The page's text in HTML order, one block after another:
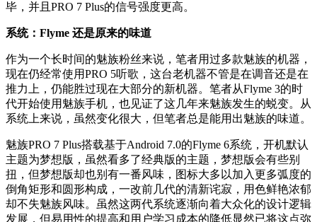
毕，并且PRO 7 Plus的信号强度更高。
系统：Flyme 还是原来的味道
作为一个长时间的魅族粉丝来说，笔者用过多款魅族的机器，
现在仍经常使用PRO 5听歌，这台老机器不管是在调音还是在
推力上，仍能胜过现在大部分的新机器。笔者从Flyme 3的时
代开始使用魅族手机，也见证了这几年来魅族发生的蜕变。从
系统上来说，虽然变化很大，但笔者总是能用出魅族的味道。
魅族PRO 7 Plus搭载基于Android 7.0的Flyme 6系统，开机默认
主题为梦想版，虽然看多了经典版的主题，梦想版会有些别
扭，但梦想版却也别有一番风味，图标大多以加入更多弧度的
倒角矩形和圆形构成，一改前几代的清新诧寂，用色鲜艳浓郁
却不失魅族风味。虽然这两代系统逐渐向着大众化的设计逻辑
发展，但易用性的提高和用户学习成本的降低显然已将这点弥